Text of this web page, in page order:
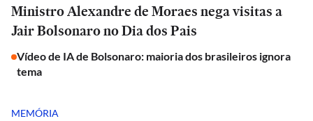
Ministro Alexandre de Moraes nega visitas a
Jair Bolsonaro no Dia dos Pais
Vídeo de IA de Bolsonaro: maioria dos brasileiros ignora
tema
MEMÓRIA